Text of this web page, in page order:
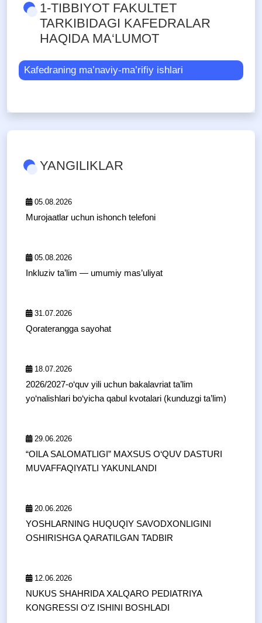
1-TIBBIYOT FAKULTET
TARKIBIDAGI KAFEDRALAR
HAQIDA MA‘LUMOT
Kafedraning ma’naviy-ma’rifiy ishlari
YANGILIKLAR
05.08.2026
Murojaatlar uchun ishonch telefoni
05.08.2026
Inkluziv ta’lim — umumiy mas’uliyat
31.07.2026
Qoraterangga sayohat
18.07.2026
2026/2027-o‘quv yili uchun bakalavriat ta’lim
yo‘nalishlari bo‘yicha qabul kvotalari (kunduzgi ta’lim)
29.06.2026
“OILA SALOMATLIGI” MAXSUS O‘QUV DASTURI
MUVAFFAQIYATLI YAKUNLANDI
20.06.2026
YOSHLARNING HUQUQIY SAVODXONLIGINI
OSHIRISHGA QARATILGAN TADBIR
12.06.2026
NUKUS SHAHRIDA XALQARO PEDIATRIYA
KONGRESSI O‘Z ISHINI BOSHLADI